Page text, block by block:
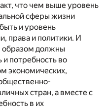
что чем выше уровень
сферы жизни
и уровень
права и политики. И
образом должны
и потребность во
экономических,
стран, а вместе с
в их